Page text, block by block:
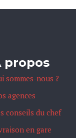
propos
sommes-nous ?
agences
conseils du chef
en gare